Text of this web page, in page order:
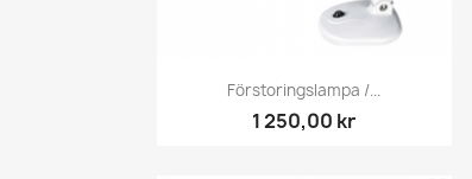
Snabbvy
Förstoringslampa /...
1 250,00 kr